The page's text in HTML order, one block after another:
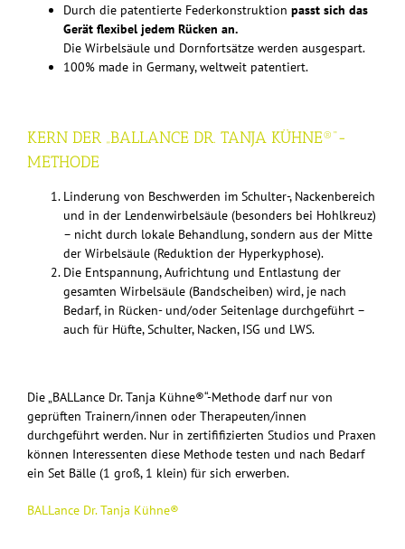
Durch die patentierte Federkonstruktion passt sich das
Gerät flexibel jedem Rücken an.
Die Wirbelsäule und Dornfortsätze werden ausgespart.
100% made in Germany, weltweit patentiert.
KERN DER „BALLANCE DR. TANJA KÜHNE®“-
METHODE
Linderung von Beschwerden im Schulter-, Nackenbereich
und in der Lendenwirbelsäule (besonders bei Hohlkreuz)
– nicht durch lokale Behandlung, sondern aus der Mitte
der Wirbelsäule (Reduktion der Hyperkyphose).
Die Entspannung, Aufrichtung und Entlastung der
gesamten Wirbelsäule (Bandscheiben) wird, je nach
Bedarf, in Rücken- und/oder Seitenlage durchgeführt –
auch für Hüfte, Schulter, Nacken, ISG und LWS.
Die „BALLance Dr. Tanja Kühne®“-Methode darf nur von
geprüften Trainern/innen oder Therapeuten/innen
durchgeführt werden. Nur in zertififizierten Studios und Praxen
können Interessenten diese Methode testen und nach Bedarf
ein Set Bälle (1 groß, 1 klein) für sich erwerben.
BALLance Dr. Tanja Kühne®